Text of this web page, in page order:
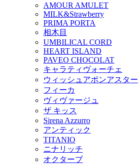
AMOUR AMULET
MILK&Strawberry
PRIMA PORTA
相木目
UMBILICAL CORD
HEART ISLAND
PAVEO CHOCOLAT
キャラティヴォーチェ
ウィッシュアポンアスター
フィーカ
ヴィヴァージュ
ザ キッス
Sirena Azzurro
アンティック
TITANIO
ニナリッチ
オクターブ